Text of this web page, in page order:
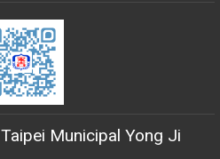
Taipei Municipal Yong Ji